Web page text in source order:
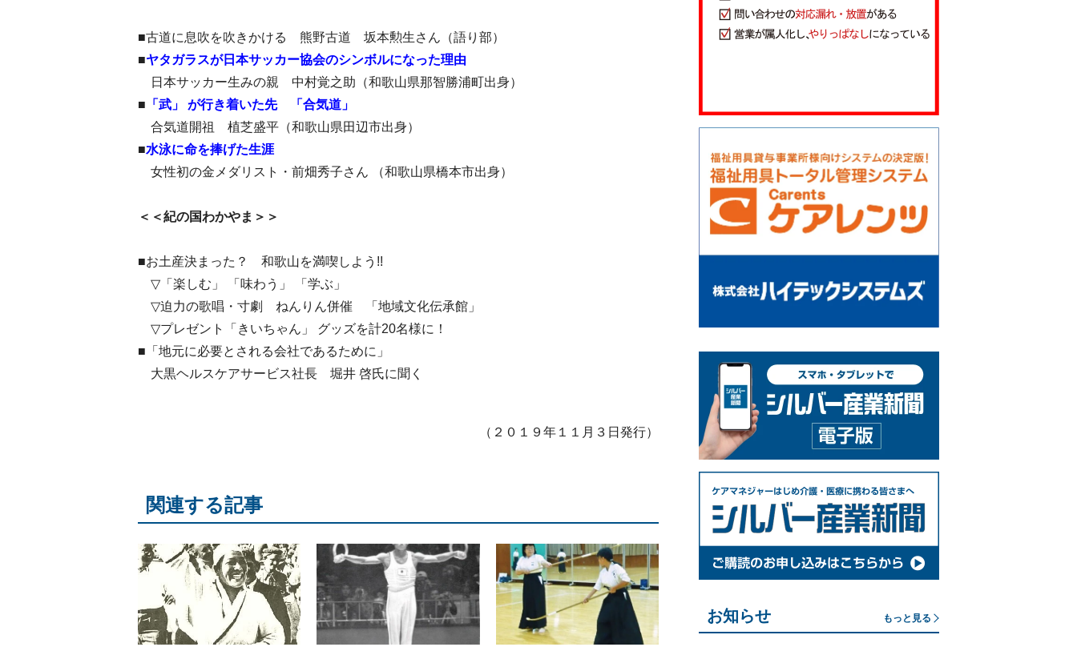
■古道に息吹を吹きかける 熊野古道 坂本勲生さん（語り部）
■ヤタガラスが日本サッカー協会のシンボルになった理由
日本サッカー生みの親 中村覚之助（和歌山県那智勝浦町出身）
■ 「武」 が行き着いた先 「合気道」
合気道開祖 植芝盛平（和歌山県田辺市出身）
■水泳に命を捧げた生涯
女性初の金メダリスト・前畑秀子さん （和歌山県橋本市出身）
＜＜紀の国わかやま＞＞
■お土産決まった？ 和歌山を満喫しよう!!
▽「楽しむ」 「味わう」 「学ぶ」
▽迫力の歌唱・寸劇 ねんりん併催 「地域文化伝承館」
▽プレゼント「きいちゃん」 グッズを計20名様に！
■「地元に必要とされる会社であるために」
大黒ヘルスケアサービス社長 堀井 啓氏に聞く
（２０１９年１１月３日発行）
関連する記事
お知らせ もっと見る